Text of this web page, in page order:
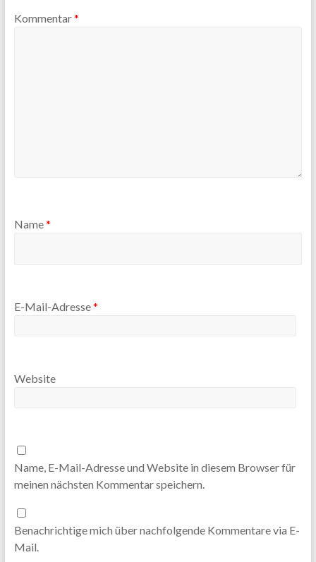
Kommentar*
Name*
E-Mail-Adresse*
Website
Name, E-Mail-Adresse und Website in diesem Browser für
meinen nächsten Kommentar speichern.
Benachrichtige mich über nachfolgende Kommentare via E-
Mail.